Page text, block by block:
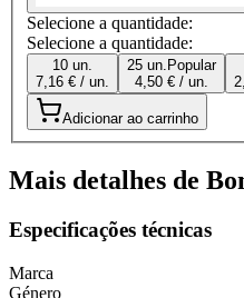
Selecione a quantidade:
Selecione a quantidade:
10 un.
7,16 € / un.
25 un. Popular
4,50 € / un.
Adicionar ao carrinho
Mais detalhes de
Especificações técnicas
Marca
Género